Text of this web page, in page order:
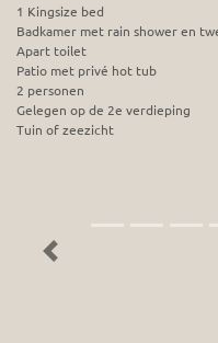
1 Kingsize bed
Badkamer met rain shower en
Apart toilet
Patio met privé hot tub
2 personen
Gelegen op de 2e verdieping
Tuin of zeezicht
Previous